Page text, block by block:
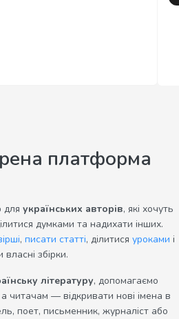
платформа
для українських авторів, які хочуть
думками та надихати інших.
, писати статті, ділитися уроками і
власні збірки.
літературу, допомагаємо
читачам — відкривати нові імена в
поет, письменник, журналіст або